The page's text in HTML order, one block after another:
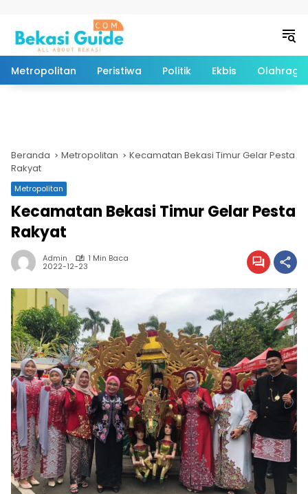
Metropolitan Peristiwa Politik Ekbis Olahraga
Beranda Metropolitan
Kecamatan Bekasi Timur Gelar Pesta
Rakyat
Metropolitan
Kecamatan Bekasi Timur Gelar Pesta
Rakyat
Admin 1 Min Baca
2022-12-23